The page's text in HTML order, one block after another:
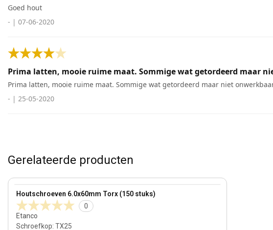
Goed hout
- | 07-06-2020
Prima latten, mooie ruime maat. Sommige wat getordeerd maar
Prima latten, mooie ruime maat. Sommige wat getordeerd maar niet
- | 25-05-2020
Gerelateerde producten
Houtschroeven 6.0x60mm Torx (150 stuks)
0
Etanco
Schroefkop: TX25
View product